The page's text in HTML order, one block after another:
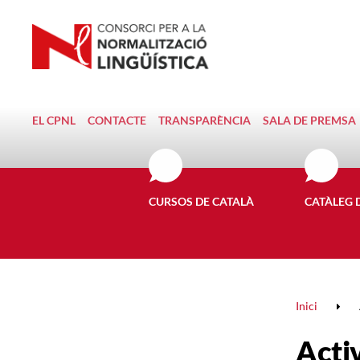
EL CPNL CONTACTE TRANSPARÈNCIA SALA DE PREMSA
CURSOS DE CATALÀ CATÀLEG
Inici